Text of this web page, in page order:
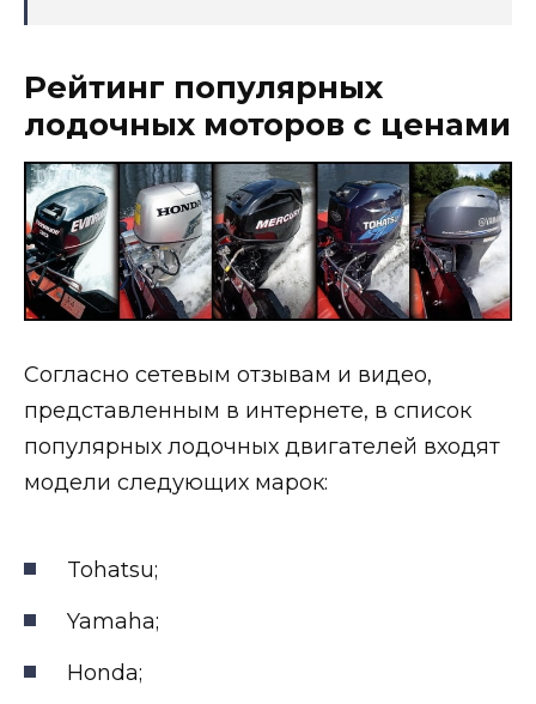
Рейтинг популярных
лодочных моторов с ценами
Согласно сетевым отзывам и видео,
представленным в интернете, в список
популярных лодочных двигателей входят
модели следующих марок:
Tohatsu;
Yamaha;
Honda;